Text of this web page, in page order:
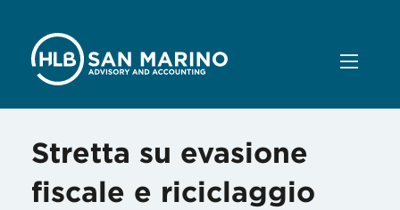
Stretta su evasione
fiscale e riciclaggio